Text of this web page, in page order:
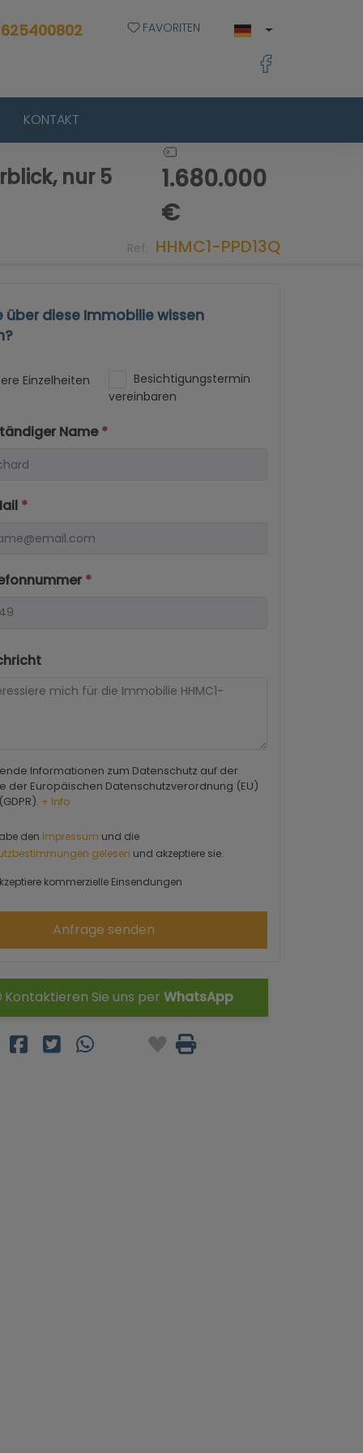
FAVORITEN
KONTAKT
nur 5
1.680.000
€
Ref. HHMC1-PPD13Q
über diese Immobilie wissen
Einzelheiten
Besichtigungstermin
vereinbaren
Name*
*
*
Informationen zum Datenschutz auf der
der Europäischen Datenschutzverordnung (EU)
+ Info
den Impressum und die
gelesen und akzeptiere sie.
kommerzielle Einsendungen
Anfrage senden
Kontaktieren Sie uns per WhatsApp